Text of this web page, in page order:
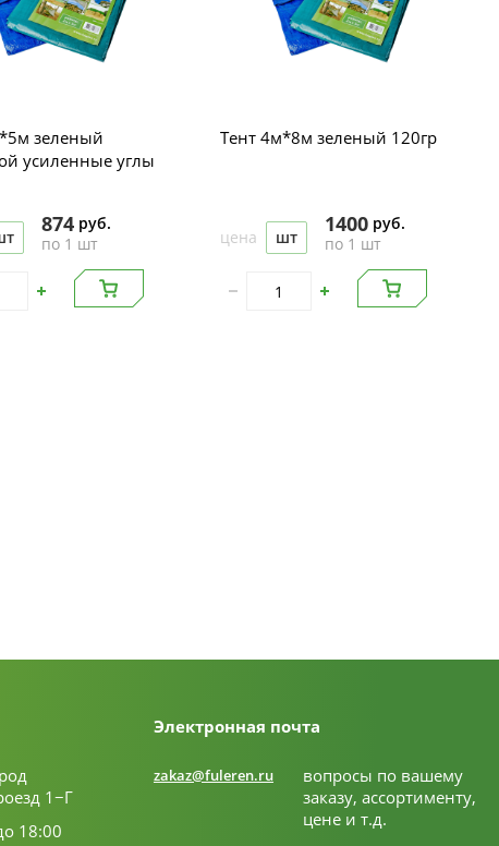
зеленый
усиленные углы
874 руб.
по 1 шт
Тент 4м*8м зеленый 120гр
цена шт
1400 руб.
по 1 шт
1−Г
18:00
Электронная почта
zakaz@fuleren.ru
вопросы по вашему
заказу, ассортименту,
цене и т.д.